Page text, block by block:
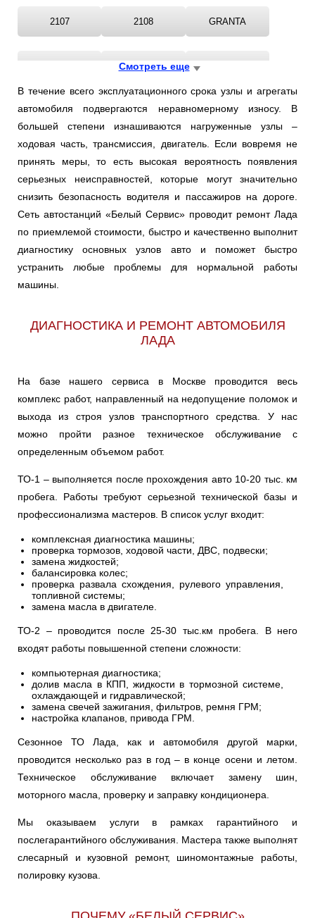
Санкт-Петербург
Саратов
Солнцево
Сургут
Тольятти
Тула
Тюмень
Чебоксары
Череповец
Ярославль
2107 2108 GRANTA
LADA LADA GRANTA
LADA KALINA LADA NIVA LADA NOVA
LADA VESTA LARGUS NADESCHDA
PRIORA
VESTA X-RAY
Смотреть еще
В течение всего эксплуатационного срока узлы и агрегаты
автомобиля подвергаются неравномерному износу. В
большей степени изнашиваются нагруженные узлы –
ходовая часть, трансмиссия, двигатель. Если вовремя не
принять меры, то есть высокая вероятность появления
серьезных неисправностей, которые могут значительно
снизить безопасность водителя и пассажиров на дороге.
Сеть автостанций «Белый Сервис» проводит ремонт Лада
по приемлемой стоимости, быстро и качественно выполнит
диагностику основных узлов авто и поможет быстро
устранить любые проблемы для нормальной работы
машины.
ДИАГНОСТИКА И РЕМОНТ АВТОМОБИЛЯ
ЛАДА
На базе нашего сервиса в Москве проводится весь
комплекс работ, направленный на недопущение поломок и
выхода из строя узлов транспортного средства. У нас
можно пройти разное техническое обслуживание с
определенным объемом работ.
ТО-1 – выполняется после прохождения авто 10-20 тыс. км
пробега. Работы требуют серьезной технической базы и
профессионализма мастеров. В список услуг входит:
комплексная диагностика машины;
проверка тормозов, ходовой части, ДВС, подвески;
замена жидкостей;
балансировка колес;
проверка развала схождения, рулевого управления,
топливной системы;
замена масла в двигателе.
ТО-2 – проводится после 25-30 тыс.км пробега. В него
входят работы повышенной степени сложности:
компьютерная диагностика;
долив масла в КПП, жидкости в тормозной системе,
охлаждающей и гидравлической;
замена свечей зажигания, фильтров, ремня ГРМ;
настройка клапанов, привода ГРМ.
Сезонное ТО Лада, как и автомобиля другой марки,
проводится несколько раз в год – в конце осени и летом.
Техническое обслуживание включает замену шин,
моторного масла, проверку и заправку кондиционера.
Мы оказываем услуги в рамках гарантийного и
послегарантийного обслуживания. Мастера также выполнят
слесарный и кузовной ремонт, шиномонтажные работы,
полировку кузова.